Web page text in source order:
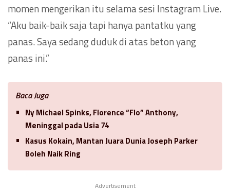
momen mengerikan itu selama sesi Instagram Live.
“Aku baik-baik saja tapi hanya pantatku yang
panas. Saya sedang duduk di atas beton yang
panas ini.”
Baca Juga
Ny Michael Spinks, Florence “Flo” Anthony,
Meninggal pada Usia 74
Kasus Kokain, Mantan Juara Dunia Joseph Parker
Boleh Naik Ring
Advertisement